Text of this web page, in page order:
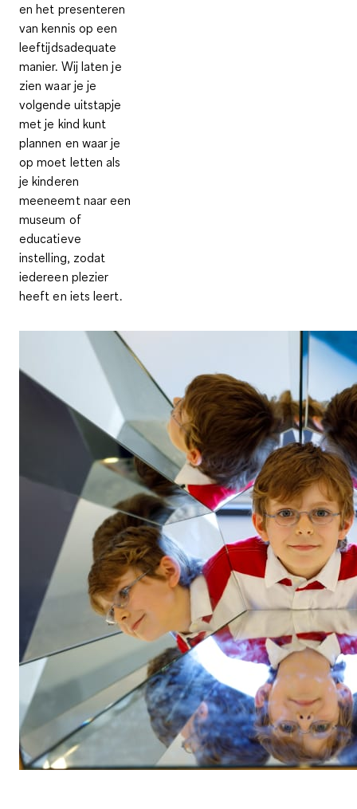
en het presenteren
van kennis op een
leeftijdsadequate
manier. Wij laten je
zien waar je je
volgende uitstapje
met je kind kunt
plannen en waar je
op moet letten als
je kinderen
meeneemt naar een
museum of
educatieve
instelling, zodat
iedereen plezier
heeft en iets leert.